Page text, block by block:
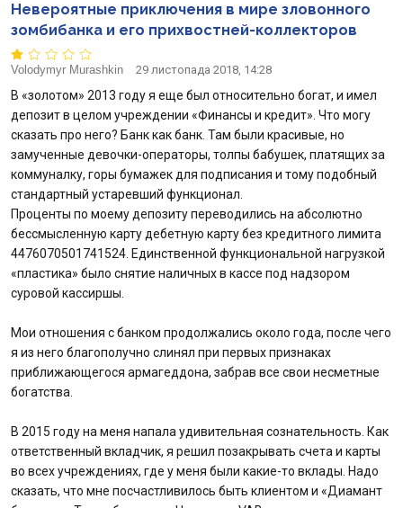
Невероятные приключения в мире зловонного
зомбибанка и его прихвостней-коллекторов
Volodymyr Murashkin 29 листопада 2018, 14:28
В «золотом» 2013 году я еще был относительно богат, и имел
депозит в целом учреждении «Финансы и кредит». Что могу
сказать про него? Банк как банк. Там были красивые, но
замученные девочки-операторы, толпы бабушек, платящих за
коммуналку, горы бумажек для подписания и тому подобный
стандартный устаревший функционал.
Проценты по моему депозиту переводились на абсолютно
бессмысленную карту дебетную карту без кредитного лимита
4476070501741524. Единственной функциональной нагрузкой
«пластика» было снятие наличных в кассе под надзором
суровой кассиршы.
Мои отношения с банком продолжались около года, после чего
я из него благополучно слинял при первых признаках
приближающегося армагеддона, забрав все свои несметные
богатства.
В 2015 году на меня напала удивительная сознательность. Как
ответственный вкладчик, я решил позакрывать счета и карты
во всех учреждениях, где у меня были какие-то вклады. Надо
сказать, что мне посчастливилось быть клиентом и «Диамант